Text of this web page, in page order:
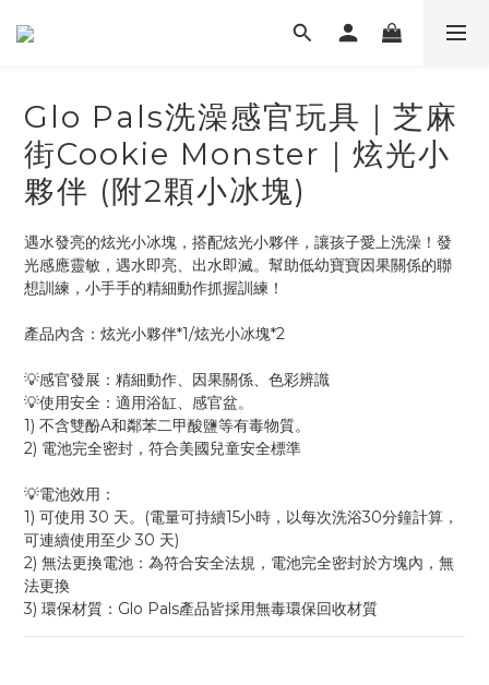
Glo Pals洗澡感官玩具｜芝麻
街Cookie Monster｜炫光小
夥伴 (附2顆小冰塊)
遇水發亮的炫光小冰塊，搭配炫光小夥伴，讓孩子愛上洗澡！發
光感應靈敏，遇水即亮、出水即滅。幫助低幼寶寶因果關係的聯
想訓練，小手手的精細動作抓握訓練！
產品內含：炫光小夥伴*1/炫光小冰塊*2
💡感官發展：精細動作、因果關係、色彩辨識
💡使用安全：適用浴缸、感官盆。
1) 不含雙酚A和鄰苯二甲酸鹽等有毒物質。
2) 電池完全密封，符合美國兒童安全標準
💡電池效用：
1) 可使用 30 天。(電量可持續15小時，以每次洗浴30分鐘計算，
可連續使用至少 30 天)
2) 無法更換電池：為符合安全法規，電池完全密封於方塊內，無
法更換
3) 環保材質：Glo Pals產品皆採用無毒環保回收材質